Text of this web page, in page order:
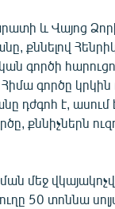
կայքերը
և Վայոց
քննելով
գործի
Հիմա գործը
դժգոհ է, ասում
քննիչներն
մեջ
50 տոննա